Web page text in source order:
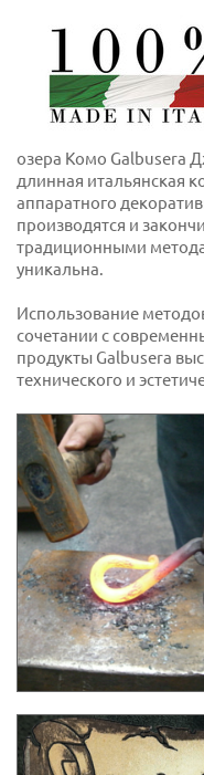
озера Комо Galbusera
длинная итальянская
аппаратного
производятся и
традиционными
уникальна.
Использование
сочетании с
продукты Galbusera
технического и